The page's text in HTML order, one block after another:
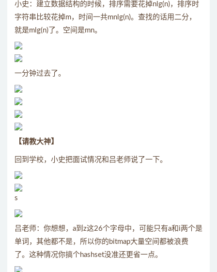
小史：建立数据结构的时候，排序需要花掉nlg(n)，排序时
字符串比较花掉m，时间一共mnlg(n)。查找的话用二分，
就是mlg(n)了。空间是mn。
一分钟过去了。
【请教大神】
回到学校，小史把面试情况和吕老师说了一下。
s
吕老师：你想想，a到z这26个字母中，可能只有a和i两个是
单词，其他都不是，所以你的bitmap大量空间都被浪费
了。这种情况你搞个hashset没准还更省一点。